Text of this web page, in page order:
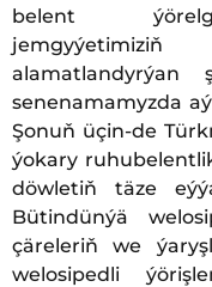
belent
senenamamyzda
Şonuň üçin-de
ýokary
döwletiň täze
Bütindünýä
çäreleriň we
welosipedli